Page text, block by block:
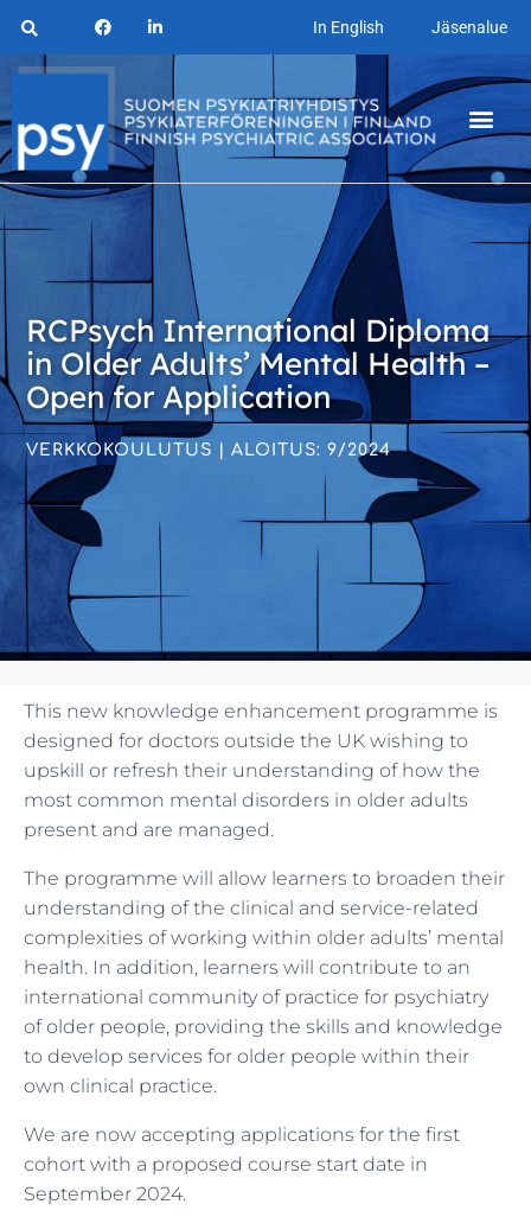
In English Jäsenalue
RCPsych International Diploma
in Older Adults’ Mental Health –
Open for Application
VERKKOKOULUTUS | ALOITUS: 9/2024
This new knowledge enhancement programme is
designed for doctors outside the UK wishing to
upskill or refresh their understanding of how the
most common mental disorders in older adults
present and are managed.
The programme will allow learners to broaden their
understanding of the clinical and service-related
complexities of working within older adults’ mental
health. In addition, learners will contribute to an
international community of practice for psychiatry
of older people, providing the skills and knowledge
to develop services for older people within their
own clinical practice.
We are now accepting applications for the first
cohort with a proposed course start date in
September 2024.